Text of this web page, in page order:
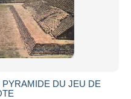
DU JEU DE